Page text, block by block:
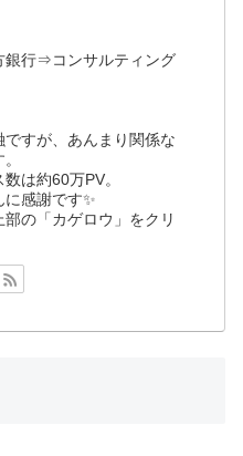
行⇒コンサルティング
すが、あんまり関係な
は約60万PV。
感謝です✨
部の「カゲロウ」をクリ